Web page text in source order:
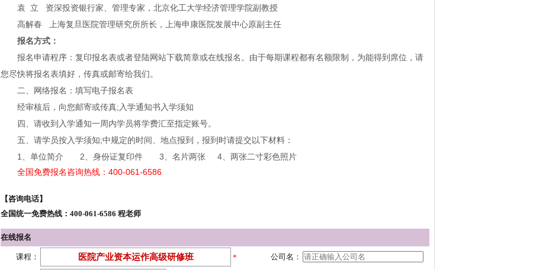
袁 立 资深投资银行家、管理专家，北京化工大学经济管理学院副教授
高解春 上海复旦医院管理研究所所长，上海申康医院发展中心原副主任
报名方式：
报名申请程序：复印报名表或者登陆网站下载简章或在线报名。由于每期课程都有名额限制，为能得到席位，请
您尽快将报名表填好，传真或邮寄给我们。
二、网络报名：填写电子报名表
经审核后，向您邮寄或传真;入学通知书入学须知
四、请收到入学通知一周内学员将学费汇至指定账号。
五、请学员按入学须知;中规定的时间、地点报到，报到时请提交以下材料：
1、单位简介 2、身份证复印件 3、名片两张 4、两张二寸彩色照片
全国免费报名咨询热线：400-061-6586
【咨询电话】
全国统一免费热线：400-061-6586 程老师
在线报名
课程： * 公司名：